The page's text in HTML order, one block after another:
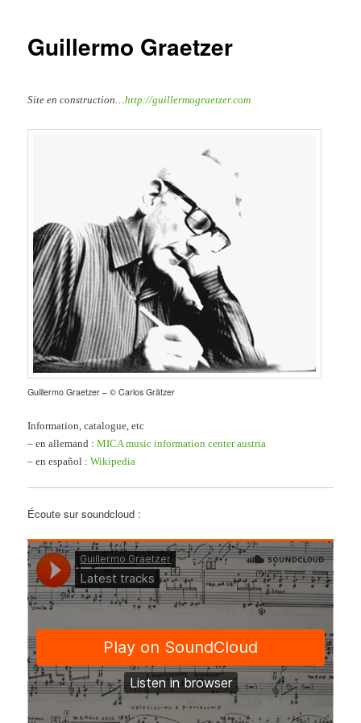
Guillermo Graetzer
Site en construction…http://guillermograetzer.com
Guillermo Graetzer – © Carlos Grätzer
Information, catalogue, etc
– en allemand :MICA music information center austria
– en español :Wikipedia
Écoute sur soundcloud :